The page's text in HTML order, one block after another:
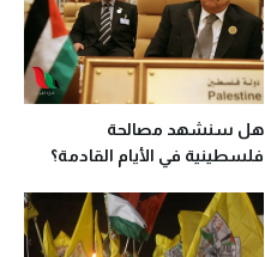
هل سنشهد مصالحة
فلسطينية في الأيام القادمة؟